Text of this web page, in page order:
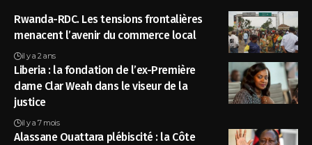
Rwanda-RDC. Les tensions frontalières
menacent l’avenir du commerce local
il y a 2 ans
Liberia : la fondation de l’ex-Première
dame Clar Weah dans le viseur de la
justice
il y a 7 mois
Alassane Ouattara plébiscité : la Côte